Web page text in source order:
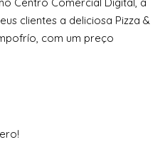
clientes a deliciosa Pizza &
com um preço